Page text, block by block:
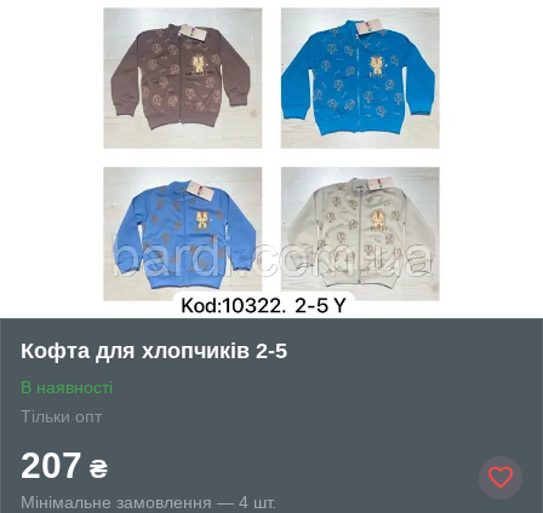
Кофта для хлопчиків 2-5
В наявності
Тільки опт
207 ₴
Мінімальне замовлення — 4 шт.